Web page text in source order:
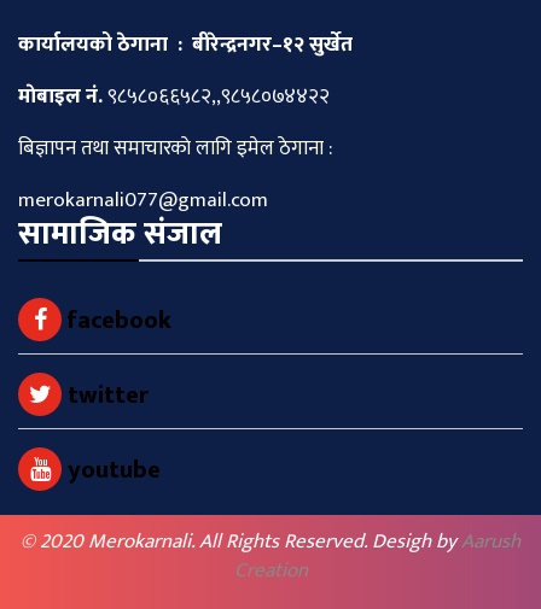
कार्यालयको ठेगाना : बीरेन्द्रनगर–१२ सुर्खेत
माेबाइल नं.९८५८०६६५८२,,९८५८०७४४२२
बिज्ञापन तथा समाचारकाे लागि इमेल ठेगाना :
merokarnali077@gmail.com
सामाजिक संजाल
facebook
twitter
youtube
© 2020 Merokarnali. All Rights Reserved. Desigh byAarush
Creation